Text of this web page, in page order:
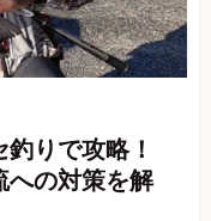
りで攻略！
への対策を解